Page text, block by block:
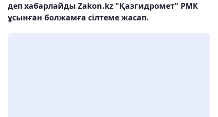
деп хабарлайды Zakon.kz "Қазгидромет" РМК
ұсынған болжамға сілтеме жасап.